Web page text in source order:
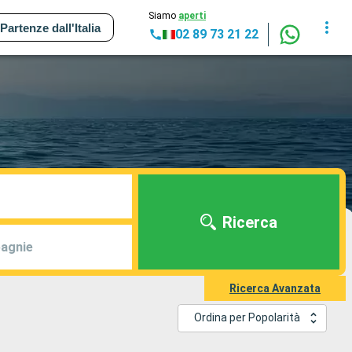
Partenze dall'Italia
Siamo aperti
02 89 73 21 22
Ricerca
Ricerca Avanzata
Ordina per Popolarità